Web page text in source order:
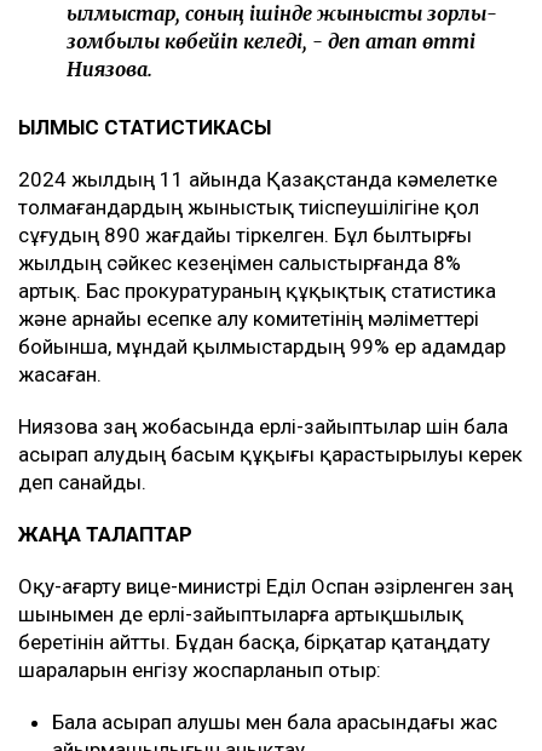
қылмыстар, соның ішінде жыныстық зорлық-
зомбылық көбейіп келеді, - деп атап өтті
Ниязова.
ҚЫЛМЫС СТАТИСТИКАСЫ
2024 жылдың 11 айында Қазақстанда кәмелетке
толмағандардың жыныстық тиіспеушілігіне қол
сұғудың 890 жағдайы тіркелген. Бұл былтырғы
жылдың сәйкес кезеңімен салыстырғанда 8%
артық. Бас прокуратураның құқықтық статистика
және арнайы есепке алу комитетінің мәліметтері
бойынша, мұндай қылмыстардың 99% ер адамдар
жасаған.
Ниязова заң жобасында ерлі-зайыптылар үшін бала
асырап алудың басым құқығы қарастырылуы керек
деп санайды.
ЖАҢА ТАЛАПТАР
Оқу-ағарту вице-министрі Еділ Оспан әзірленген заң
шынымен де ерлі-зайыптыларға артықшылық
беретінін айтты. Бұдан басқа, бірқатар қатаңдату
шараларын енгізу жоспарланып отыр:
Бала асырап алушы мен бала арасындағы жас